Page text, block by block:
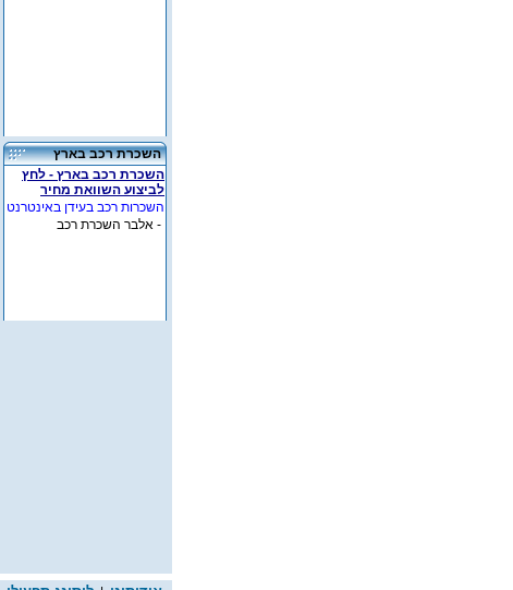
השכרת רכב בארץ
השכרת רכב בארץ - לחץ
לביצוע השוואת מחיר
השכרות רכב בעידן באינטרנט
- אלבר השכרת רכב